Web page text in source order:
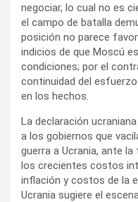
negociar, lo cual no es
el campo de batalla
posición no parece
indicios de que Moscú
condiciones; por el
continuidad del
en los hechos.
La declaración
a los gobiernos que
guerra a Ucrania, ante
los crecientes costos
inflación y costos de la
Ucrania sugiere el